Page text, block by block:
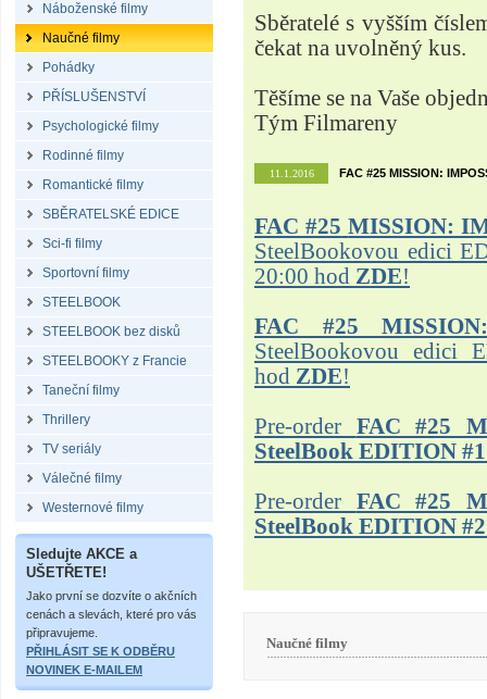
Náboženské filmy
Naučné filmy
Pohádky
PŘÍSLUŠENSTVÍ
Psychologické filmy
Rodinné filmy
Romantické filmy
SBĚRATELSKÉ EDICE
Sci-fi filmy
Sportovní filmy
STEELBOOK
STEELBOOK bez disků
STEELBOOKY z Francie
Taneční filmy
Thrillery
TV seriály
Válečné filmy
Westernové filmy
Sledujte AKCE a
UŠETŘETE!
Jako první se dozvíte o akčních
cenách a slevách, které pro vás
připravujeme.
PŘIHLÁSIT SE K ODBĚRU
NOVINEK E-MAILEM
Sběratelé s vyšším
čekat na uvolněný kus.
Těšíme se na Vaše
Tým Filmareny
11.1.2016 FAC #25 MISSION:
FAC #25 MISSION:
SteelBookovou edici
20:00 hod ZDE!
FAC #25
SteelBookovou edici
hod ZDE!
Pre-order FAC #25
SteelBook EDITION #1
Pre-order FAC #25
SteelBook EDITION #2
Naučné filmy